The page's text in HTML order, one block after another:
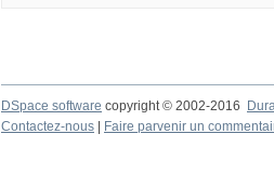
DSpace software copyright © 2002-2016
Contactez-nous
Faire parvenir un